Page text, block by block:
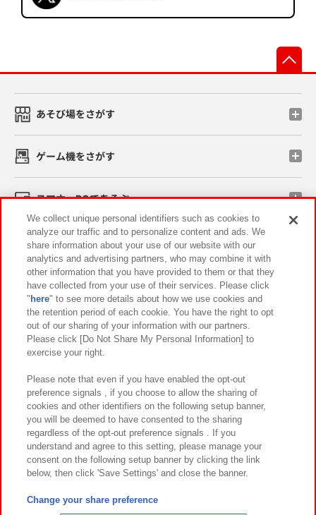
あそび場をさがす
ゲーム機をさがす
スマホ・PCであそぶ
イベント・キャンペーン
関連会社 サステナビリティ サイトポリシー
プライバシーポリシー ウェブアクセシビリティ方針と検証結果
お取引先さまとともに
カスタマーハラスメント対応方針 よくあるご質問・お問い合わせ
©Bandai Namco Amusement Inc.
©Bandai Namco Amusement Lab Inc.
We collect unique personal identifiers such as cookies to
analyze our traffic and to personalize content and ads. We
share information about your use of our website with our
analytics and advertising partners, who may combine it with
other information that you have provided to them or that they
have collected from your use of their services. Please click
" here" to see more details about how we use cookies and
the retention period of each cookie. You have the right to opt
out of our sharing of your information with our partners.
Please click [Do Not Share My Personal Information] to
exercise your right.
Please note that even if you have enabled the opt-out
preference signals , if you choose to allow the sharing of
cookies and other identifiers on the following setup banner,
you will be deemed to have consented to the sharing
regardless of the opt-out preference signals . If you
understand and agree to this setting, please manage your
consent on the following setup banner by clicking the link
below, then click 'Save Settings' and close the banner.
Change your share preference